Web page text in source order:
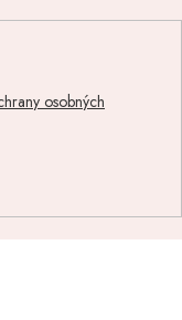
osobných